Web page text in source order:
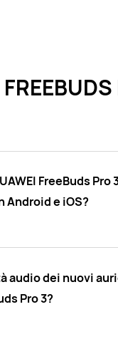
FreeBuds Pro
e iOS?
audio dei nuovi
Pro 3?